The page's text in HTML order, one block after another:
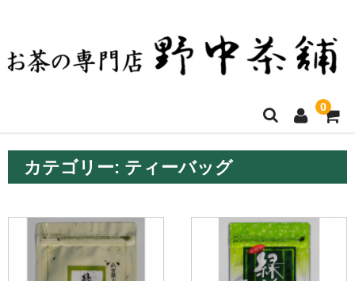
0
決済方法・送料など
店舗ご案内
カテゴリー: ティーバッグ